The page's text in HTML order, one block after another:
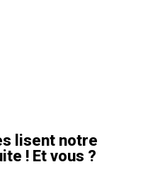
lisent notre
! Et vous ?